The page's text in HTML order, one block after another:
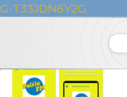
G-T33JDN6Y2G